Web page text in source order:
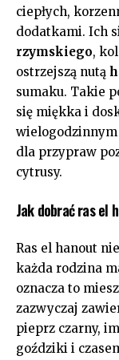
ciepłych,
dodatkami. Ich
rzymskiego,
ostrzejszą nutą
sumaku. Takie
się miękka i
dla przypraw
cytrusy.
Jak dobrać ras el
Ras el hanout
każda rodzina
oznacza to
zazwyczaj
pieprz czarny,
goździki i